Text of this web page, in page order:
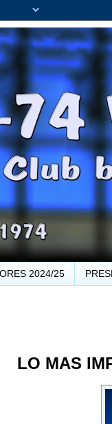
2024/25
LO MAS